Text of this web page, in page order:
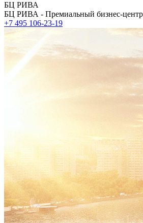
БЦ РИВА
БЦ РИВА - Премиальный бизнес-центр
+7 495 106-23-19